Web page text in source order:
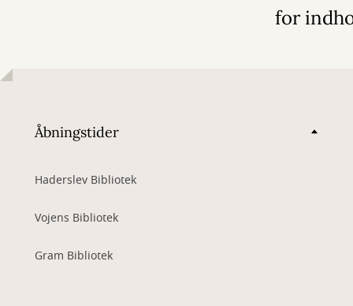
for
Åbningstider
Haderslev Bibliotek
Vojens Bibliotek
Gram Bibliotek